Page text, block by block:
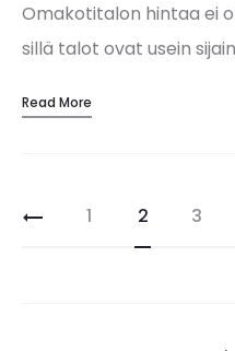
Omakotitalon hintaa ei
sillä talot ovat usein
suomalaisten
Read More
Artikkelien
1 2 3